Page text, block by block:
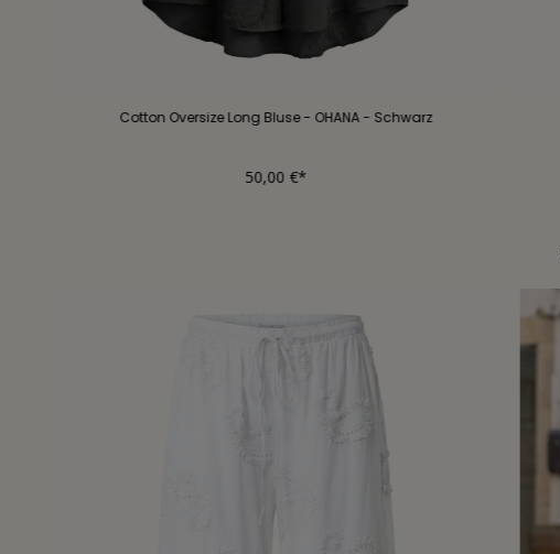
Cotton Oversize Long Bluse - OHANA - Schwarz
50,00 €*